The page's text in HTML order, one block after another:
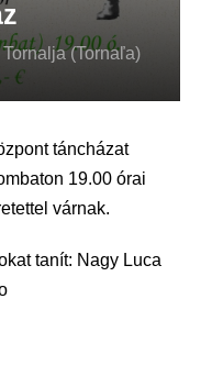
(Tornaľa)
táncházat
19.00 órai
várnak.
tanít: Nagy Luca